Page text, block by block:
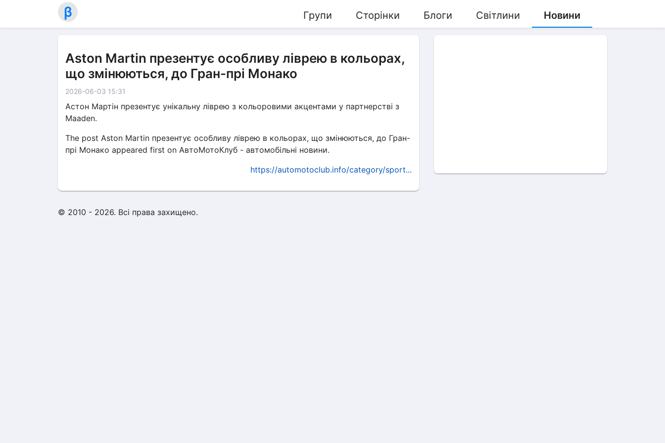
β Групи Сторінки Блоги Світлини Новини
Aston Martin презентує особливу ліврею в кольорах,
що змінюються, до Гран-прі Монако
2026-06-03 15:31
Астон Мартін презентує унікальну ліврею з кольоровими акцентами у партнерстві з
Maaden.
The post Aston Martin презентує особливу ліврею в кольорах, що змінюються, до Гран-
прі Монако appeared first on АвтоМотоКлуб - автомобільні новини.
https://automotoclub.info/category/sport...
© 2010 - 2026. Всі права захищено.